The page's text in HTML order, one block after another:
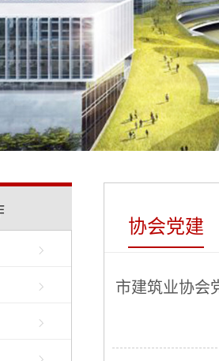
协会党建
市建筑业协会